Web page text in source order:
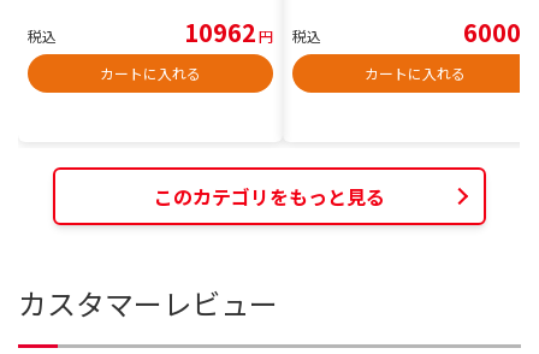
税込 10962円
カートに入れる
税込 6000
カートに入れる
このカテゴリをもっと見る
カスタマーレビュー